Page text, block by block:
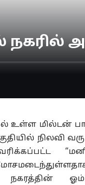
மில்டன்
நிலவி